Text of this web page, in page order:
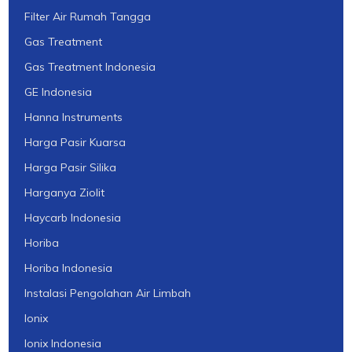
Filter Air Rumah Tangga
Gas Treatment
Gas Treatment Indonesia
GE Indonesia
Hanna Instruments
Harga Pasir Kuarsa
Harga Pasir Silika
Harganya Ziolit
Haycarb Indonesia
Horiba
Horiba Indonesia
Instalasi Pengolahan Air Limbah
Ionix
Ionix Indonesia